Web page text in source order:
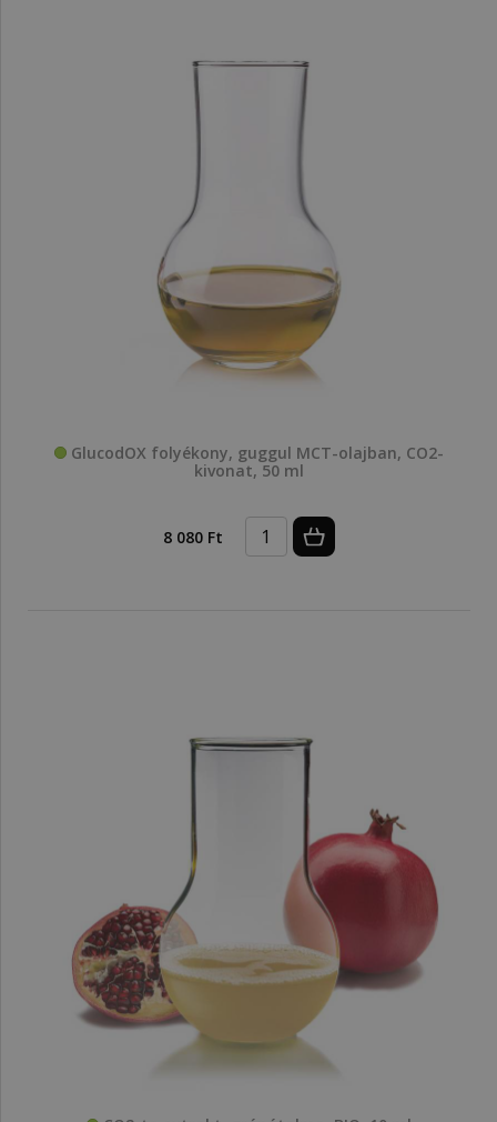
GlucodOX folyékony, guggul MCT-olajban, CO2-
kivonat, 50 ml
8 080 Ft